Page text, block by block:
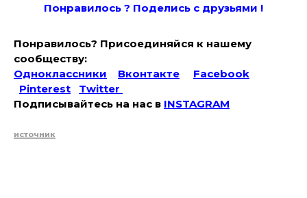
Понравилось ? Поделись с друзьями !
Понравилось? Присоединяйся к нашему
сообществу:
Одноклассники
Вконтакте
Facebook
Pinterest
Twitter
Подписывайтесь на наc в INSTAGRAM
источник